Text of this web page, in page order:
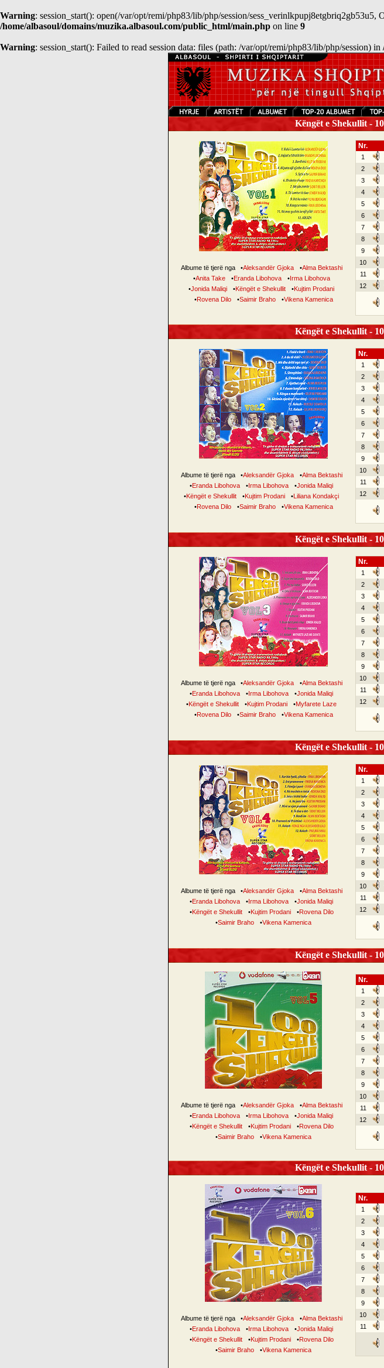
Warning: session_start(): open(/var/opt/remi/php83/lib/php/session/
/home/albasoul/domains/muzika.albasoul.com/public_html/main.php on line 9
Warning: session_start(): Failed to read session data: files (path: /var/opt/remi/php83/lib/php/session) in
Këngët e Shekullit -
Albume të tjerë nga •Aleksandër Gjoka •Alma Bektashi
•Anita Take •Eranda Libohova •Irma Libohova
•Jonida Maliqi •Këngët e Shekullit •Kujtim Prodani
•Rovena Dilo •Saimir Braho •Vikena Kamenica
Nr.
1
2
3
4
5
6
7
8
9
10
11
12
Këngët e Shekullit -
Albume të tjerë nga •Aleksandër Gjoka •Alma Bektashi
•Eranda Libohova •Irma Libohova •Jonida Maliqi
•Këngët e Shekullit •Kujtim Prodani •Liliana Kondakçi
•Rovena Dilo •Saimir Braho •Vikena Kamenica
Nr.
1
2
3
4
5
6
7
8
9
10
11
12
Këngët e Shekullit -
Albume të tjerë nga •Aleksandër Gjoka •Alma Bektashi
•Eranda Libohova •Irma Libohova •Jonida Maliqi
•Këngët e Shekullit •Kujtim Prodani •Myfarete Laze
•Rovena Dilo •Saimir Braho •Vikena Kamenica
Nr.
1
2
3
4
5
6
7
8
9
10
11
12
Këngët e Shekullit -
Albume të tjerë nga •Aleksandër Gjoka •Alma Bektashi
•Eranda Libohova •Irma Libohova •Jonida Maliqi
•Këngët e Shekullit •Kujtim Prodani •Rovena Dilo
•Saimir Braho •Vikena Kamenica
Nr.
1
2
3
4
5
6
7
8
9
10
11
12
Këngët e Shekullit -
Albume të tjerë nga •Aleksandër Gjoka •Alma Bektashi
•Eranda Libohova •Irma Libohova •Jonida Maliqi
•Këngët e Shekullit •Kujtim Prodani •Rovena Dilo
•Saimir Braho •Vikena Kamenica
Nr.
1
2
3
4
5
6
7
8
9
10
11
12
Këngët e Shekullit -
Albume të tjerë nga •Aleksandër Gjoka •Alma Bektashi
•Eranda Libohova •Irma Libohova •Jonida Maliqi
•Këngët e Shekullit •Kujtim Prodani •Rovena Dilo
•Saimir Braho •Vikena Kamenica
Nr.
1
2
3
4
5
6
7
8
9
10
11